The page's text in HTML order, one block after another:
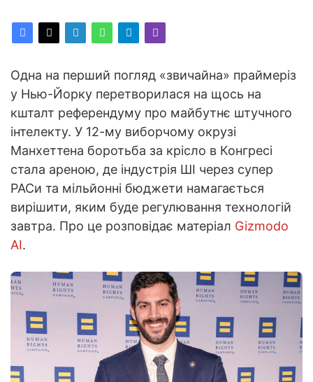
Одна на перший погляд «звичайна» праймеріз
у Нью-Йорку перетворилася на щось на
кшталт референдуму про майбутнє штучного
інтелекту. У 12-му виборчому окрузі
Манхеттена боротьба за крісло в Конгресі
стала ареною, де індустрія ШІ через супер
PACи та мільйонні бюджети намагається
вирішити, яким буде регулювання технологій
завтра. Про це розповідає матеріал Gizmodo
AI.